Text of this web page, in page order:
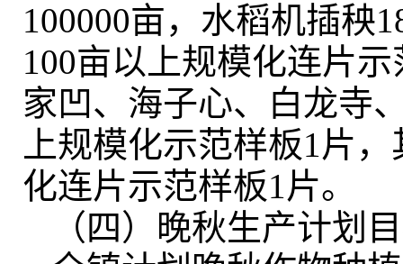
100000亩， 水稻机插秧
100亩以上规模化连片
家凹、海子心、白龙寺
上规模化示范样板1片
化连片示范样板1片。
（四）晚秋生产计划